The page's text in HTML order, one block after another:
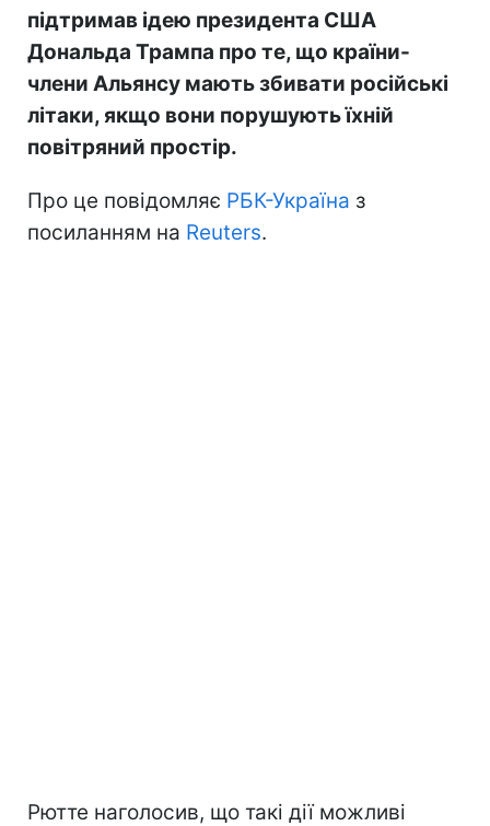
підтримав ідею президента США
Дональда Трампа про те, що країни-
члени Альянсу мають збивати російські
літаки, якщо вони порушують їхній
повітряний простір.
Про це повідомляє РБК-Україна з
посиланням на Reuters.
Рютте наголосив, що такі дії можливі